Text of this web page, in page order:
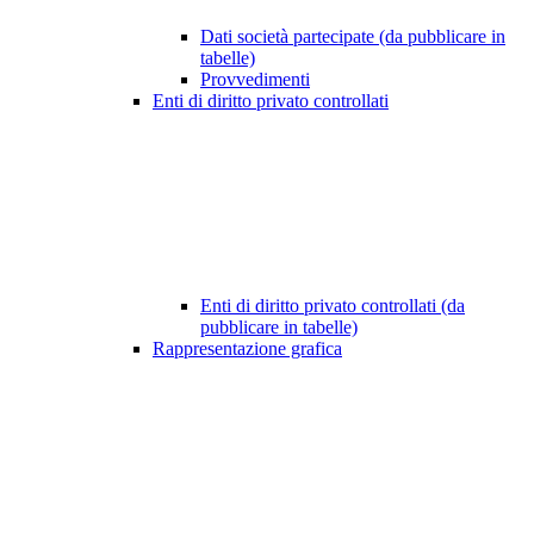
Dati società partecipate (da pubblicare in
tabelle)
Provvedimenti
Enti di diritto privato controllati
Enti di diritto privato controllati (da
pubblicare in tabelle)
Rappresentazione grafica